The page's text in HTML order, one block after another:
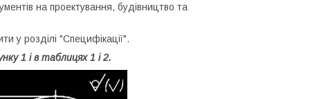
на проектування, будівництво та
у розділі "Специфікації".
1 і в таблицях 1 і 2.